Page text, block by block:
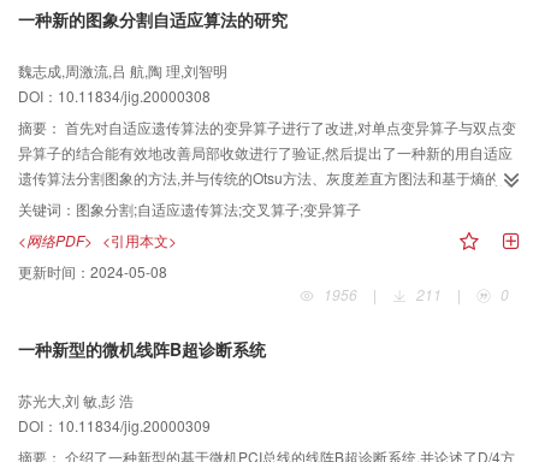
一种新的图象分割自适应算法的研究
魏志成,周激流,吕 航,陶 理,刘智明
DOI：10.11834/jig.20000308
摘要： 首先对自适应遗传算法的变异算子进行了改进,对单点变异算子与双点变
异算子的结合能有效地改善局部收敛进行了验证,然后提出了一种新的用自适应
遗传算法分割图象的方法,并与传统的Otsu方法、灰度差直方图法和基于熵的方
法作了比较。实验表明,该文的算法可保留图象的大部分信息,对一些复杂图象的
关键词： 图象分割;自适应遗传算法;交叉算子;变异算子
<网络PDF> <引用本文>
更新时间： 2024-05-08
1956
| 211 | 0
一种新型的微机线阵B超诊断系统
苏光大,刘 敏,彭 浩
DOI：10.11834/jig.20000309
摘要： 介绍了一种新型的基于微机PCI总线的线阵B超诊断系统,并论述了D/4方